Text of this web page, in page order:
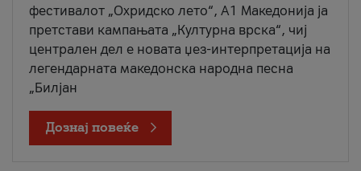
фестивалот „Охридско лето“, А1 Македонија ја
претстави кампањата „Културна врска“, чиј
централен дел е новата џез-интерпретација на
легендарната македонска народна песна
„Билјан
Дознај повеќе